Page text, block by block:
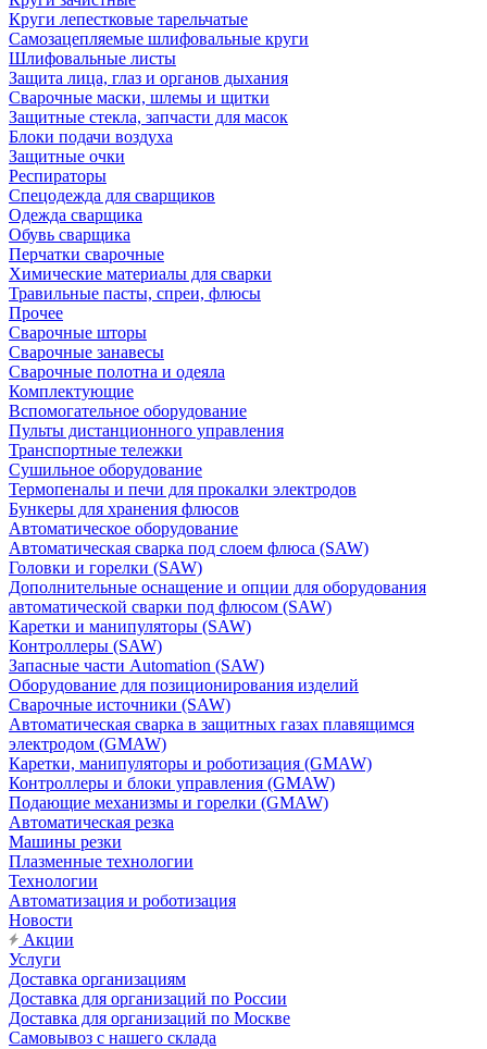
Круги лепестковые тарельчатые
Самозацепляемые шлифовальные круги
Шлифовальные листы
Защита лица, глаз и органов дыхания
Сварочные маски, шлемы и щитки
Защитные стекла, запчасти для масок
Блоки подачи воздуха
Защитные очки
Респираторы
Спецодежда для сварщиков
Одежда сварщика
Обувь сварщика
Перчатки сварочные
Химические материалы для сварки
Травильные пасты, спреи, флюсы
Прочее
Сварочные шторы
Сварочные занавесы
Сварочные полотна и одеяла
Комплектующие
Вспомогательное оборудование
Пульты дистанционного управления
Транспортные тележки
Сушильное оборудование
Термопеналы и печи для прокалки электродов
Бункеры для хранения флюсов
Автоматическое оборудование
Автоматическая сварка под слоем флюса (SAW)
Головки и горелки (SAW)
Дополнительные оснащение и опции для оборудования
автоматической сварки под флюсом (SAW)
Каретки и манипуляторы (SAW)
Контроллеры (SAW)
Запасные части Automation (SAW)
Оборудование для позиционирования изделий
Сварочные источники (SAW)
Автоматическая сварка в защитных газах плавящимся
электродом (GMAW)
Каретки, манипуляторы и роботизация (GMAW)
Контроллеры и блоки управления (GMAW)
Подающие механизмы и горелки (GMAW)
Автоматическая резка
Машины резки
Плазменные технологии
Технологии
Автоматизация и роботизация
Новости
Акции
Услуги
Доставка организациям
Доставка для организаций по России
Доставка для организаций по Москве
Самовывоз с нашего склада